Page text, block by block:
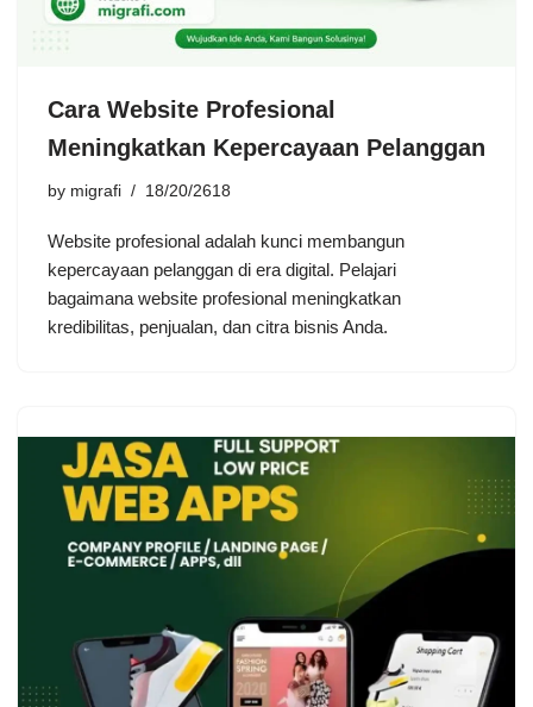
Cara Website Profesional
Meningkatkan Kepercayaan Pelanggan
by migrafi 18/20/2618
Website profesional adalah kunci membangun
kepercayaan pelanggan di era digital. Pelajari
bagaimana website profesional meningkatkan
kredibilitas, penjualan, dan citra bisnis Anda.